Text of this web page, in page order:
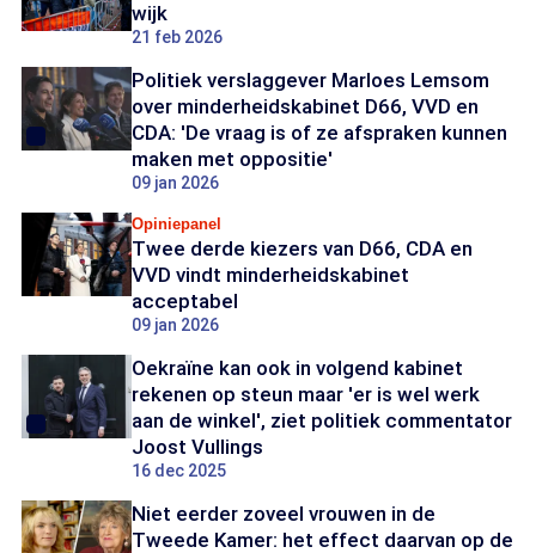
wijk
21 feb 2026
Politiek verslaggever Marloes Lemsom
over minderheidskabinet D66, VVD en
CDA: 'De vraag is of ze afspraken kunnen
maken met oppositie'
09 jan 2026
Opiniepanel
Twee derde kiezers van D66, CDA en
VVD vindt minderheidskabinet
acceptabel
09 jan 2026
Oekraïne kan ook in volgend kabinet
rekenen op steun maar 'er is wel werk
aan de winkel', ziet politiek commentator
Joost Vullings
16 dec 2025
Niet eerder zoveel vrouwen in de
Tweede Kamer: het effect daarvan op de